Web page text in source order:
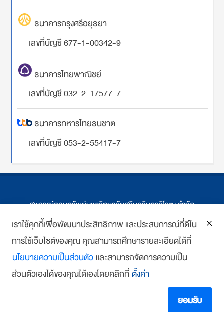
ธนาคารกรุงศรีอยุธยา
เลขที่บัญชี 677-1-00342-9
ธนาคารไทยพาณิชย์
เลขที่บัญชี 032-2-17577-7
ธนาคารทหารไทยธนชาต
เลขที่บัญชี 053-2-55417-7
สหกรณ์ออมทรัพย์มหาวิทยาลัยศรีนครินทรวิโรฒ จำกัด
ที่ตั้ง 114 ซ.สุขุมวิท 23 ถ.สุขุมวิท กรุงเทพฯ
โทร : 02-259-1474, 02-258-0227
โทรสาร: 02-261-5703
E-mail :we*******@*******co.th
บ้านเว็บไซต์
เราใช้คุกกี้เพื่อพัฒนาประสิทธิภาพ และประสบการณ์ที่ดีใน
การใช้เว็บไซต์ของคุณ คุณสามารถศึกษารายละเอียดได้ที่
นโยบายความเป็นส่วนตัว และสามารถจัดการความเป็น
ส่วนตัวเองได้ของคุณได้เองโดยคลิกที่ ตั้งค่า
ยอมรับ